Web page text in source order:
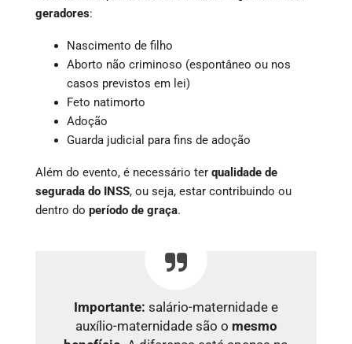
geradores:
Nascimento de filho
Aborto não criminoso (espontâneo ou nos
casos previstos em lei)
Feto natimorto
Adoção
Guarda judicial para fins de adoção
Além do evento, é necessário ter qualidade de
segurada do INSS, ou seja, estar contribuindo ou
dentro do período de graça.
Importante: salário-maternidade e
auxílio-maternidade são o mesmo